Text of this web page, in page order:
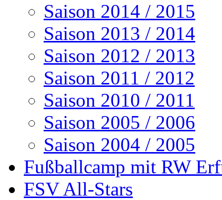
Saison 2014 / 2015
Saison 2013 / 2014
Saison 2012 / 2013
Saison 2011 / 2012
Saison 2010 / 2011
Saison 2005 / 2006
Saison 2004 / 2005
Fußballcamp mit RW
FSV All-Stars